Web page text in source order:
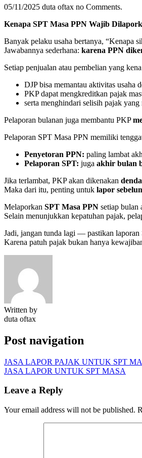
05/11/2025 duta oftax no Comments.
Kenapa SPT Masa PPN Wajib
Banyak pelaku usaha bertanya, “Kenapa
Jawabannya sederhana: karena PPN
Setiap penjualan atau pembelian yang
DJP bisa memantau aktivitas usaha
PKP dapat mengkreditkan pajak
serta menghindari selisih pajak
Pelaporan bulanan juga membantu PKP
Pelaporan SPT Masa PPN memiliki
Penyetoran PPN: paling lambat
Pelaporan SPT: juga akhir bulan
Jika terlambat, PKP akan dikenakan
Maka dari itu, penting untuk lapor
Melaporkan SPT Masa PPN setiap bulan
Selain menunjukkan kepatuhan pajak,
Jadi, jangan tunda lagi — pastikan laporan
Karena patuh pajak bukan hanya
Written by
duta oftax
Post navigation
JASA LAPOR PAJAK UNTUK SPT
JASA LAPOR UNTUK SPT MASA
Leave a Reply
Your email address will not be published.